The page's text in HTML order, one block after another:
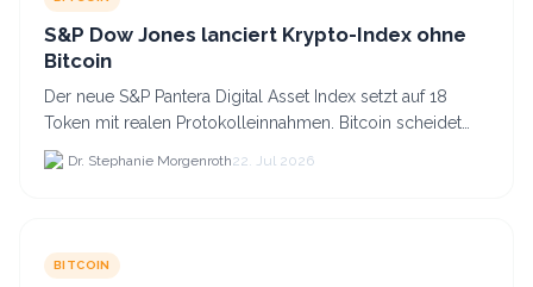
S&P Dow Jones lanciert Krypto-Index ohne
Bitcoin
Der neue S&P Pantera Digital Asset Index setzt auf 18
Token mit realen Protokolleinnahmen. Bitcoin scheidet
aufgrund fehlender Erträge für Halter aus dem.
Dr. Stephanie Morgenroth22. Jul 2026
BITCOIN